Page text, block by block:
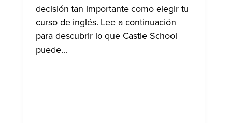
decisión tan importante como elegir tu
curso de inglés. Lee a continuación
para descubrir lo que Castle School
puede...